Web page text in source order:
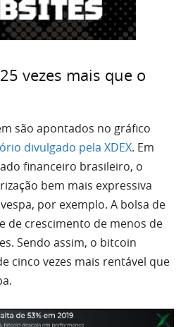
vezes mais que o
são apontados no gráfico
divulgado pela XDEX. Em
financeiro brasileiro, o
bem mais expressiva
por exemplo. A bolsa de
de crescimento de menos de
Sendo assim, o bitcoin
cinco vezes mais rentável que